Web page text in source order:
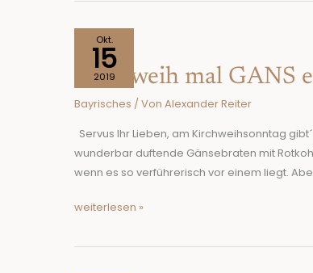
Okt.
15
2019
Kirchweih mal GANS
Bayrisches / Von Alexander Reiter
Servus Ihr Lieben, am Kirchweihsonntag
wunderbar duftende Gänsebraten mit
wenn es so verführerisch vor einem liegt.
Kirchweih
mal
GANS
weiterlesen »